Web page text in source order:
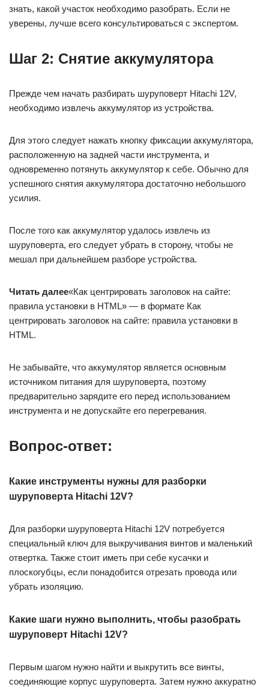
знать, какой участок необходимо разобрать. Если не
уверены, лучше всего консультироваться с экспертом.
Шаг 2: Снятие аккумулятора
Прежде чем начать разбирать шуруповерт Hitachi 12V,
необходимо извлечь аккумулятор из устройства.
Для этого следует нажать кнопку фиксации аккумулятора,
расположенную на задней части инструмента, и
одновременно потянуть аккумулятор к себе. Обычно для
успешного снятия аккумулятора достаточно небольшого
усилия.
После того как аккумулятор удалось извлечь из
шуруповерта, его следует убрать в сторону, чтобы не
мешал при дальнейшем разборе устройства.
Читать далее«Как центрировать заголовок на сайте:
правила установки в HTML» — в формате Как
центрировать заголовок на сайте: правила установки в
HTML.
Не забывайте, что аккумулятор является основным
источником питания для шуруповерта, поэтому
предварительно зарядите его перед использованием
инструмента и не допускайте его перегревания.
Вопрос-ответ:
Какие инструменты нужны для разборки
шуруповерта Hitachi 12V?
Для разборки шуруповерта Hitachi 12V потребуется
специальный ключ для выкручивания винтов и маленький
отвертка. Также стоит иметь при себе кусачки и
плоскогубцы, если понадобится отрезать провода или
убрать изоляцию.
Какие шаги нужно выполнить, чтобы разобрать
шуруповерт Hitachi 12V?
Первым шагом нужно найти и выкрутить все винты,
соединяющие корпус шуруповерта. Затем нужно аккуратно